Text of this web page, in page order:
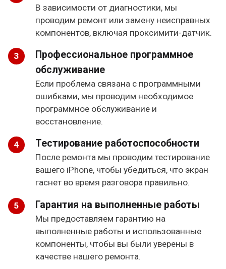
В зависимости от диагностики, мы
проводим ремонт или замену неисправных
компонентов, включая проксимити-датчик.
Профессиональное программное
обслуживание
Если проблема связана с программными
ошибками, мы проводим необходимое
программное обслуживание и
восстановление.
Тестирование работоспособности
После ремонта мы проводим тестирование
вашего iPhone, чтобы убедиться, что экран
гаснет во время разговора правильно.
Гарантия на выполненные работы
Мы предоставляем гарантию на
выполненные работы и использованные
компоненты, чтобы вы были уверены в
качестве нашего ремонта.